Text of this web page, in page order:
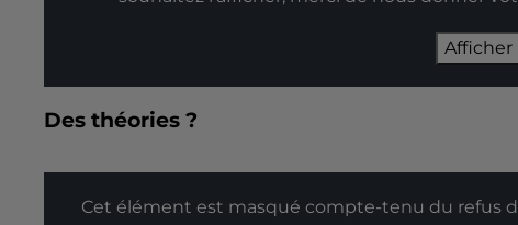
Des théories ?
Cet élément est masqué compte-tenu du refus